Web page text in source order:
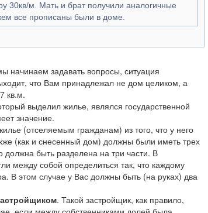
30кв/м. Мать и брат получили аналогичные
все прописаны были в доме.
задавать вопросы, ситуация
что Вам принадлежал не дом целиком, а
кв.м.
выделил жилье, являлся государственной
значение.
(отселяемым гражданам) из того, что у него
(как и снесенный дом) должны были иметь трех
должна быть разделена на три части. В
между собой определиться так, что каждому
В этом случае у Вас должны быть (на руках) два
. Такой застройщик, как правило,